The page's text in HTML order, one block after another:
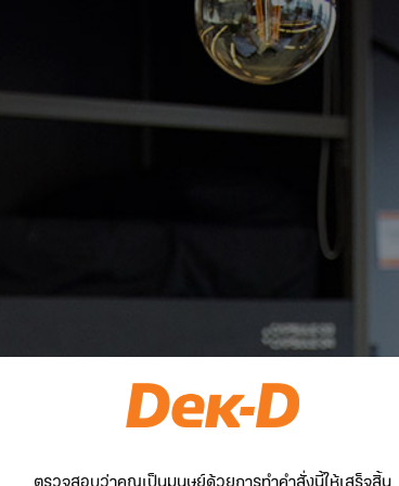
ตรวจสอบว่าคุณเป็นมนุษย์ด้วยการทำคำสั่งนี้ให้เสร็จสิ้น